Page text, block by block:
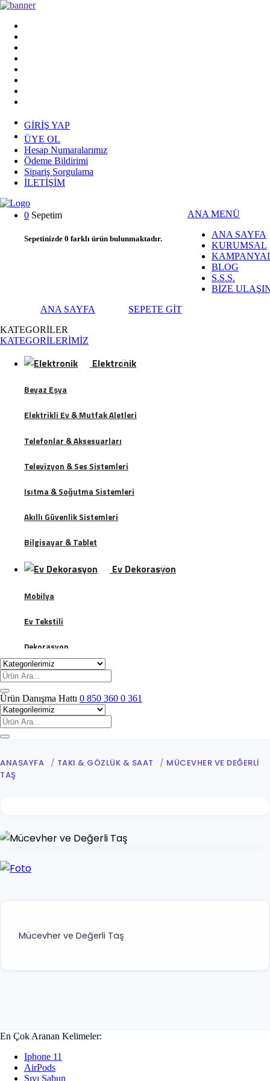
GİRİŞ YAP
ÜYE OL
Hesap Numaralarımız
Ödeme Bildirimi
Sipariş Sorgulama
İLETİŞİM
ANA MENÜ
ANA SAYFA
KURUMSAL
BLOG
S.S.S.
BİZE
0 Sepetim
Sepetinizde 0 farklı ürün bulunmaktadır.
ANA SAYFA
SEPETE GİT
KATEGORİLER
KATEGORİLERİMİZ
Elektronik
Beyaz Eşya
Elektrikli Ev & Mutfak Aletleri
Telefonlar & Aksesuarları
Televizyon & Ses Sistemleri
Isıtma & Soğutma Sistemleri
Akıllı Güvenlik Sistemleri
Bilgisayar & Tablet
Ev Dekorasyon
Mobilya
Ev Tekstili
Dekorasyon
Banyo
Giyim & Aksesuar
Kadın
Sağlık
Balık
Hamster & Tavşan
Ürün Danışma Hattı 0 850 360 0 361
ANASAYFA / TAKI & GÖZLÜK & SAAT / MÜCEVHER VE DEĞERLI
TAŞ
Mücevher ve Değerli Taş
En Çok Aranan Kelimeler:
Iphone 11
AirPods
Sıvı Sabun